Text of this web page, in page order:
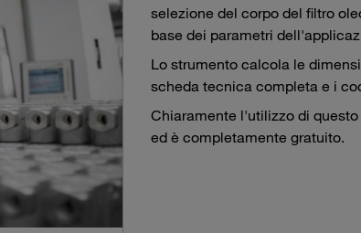
selezione del corpo del filtro
base dei parametri
Lo strumento calcola le
scheda tecnica completa e i
Chiaramente l'utilizzo di
ed è completamente gratuito.